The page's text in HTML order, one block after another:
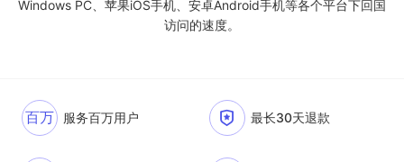
Windows PC、苹果iOS手机、安卓Android手机等各个平台下回国
访问的速度。
百万 服务百万用户 最长30天退款